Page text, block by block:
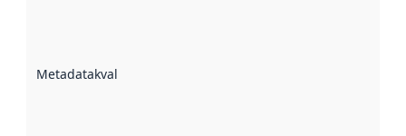
Metadatakvalitet